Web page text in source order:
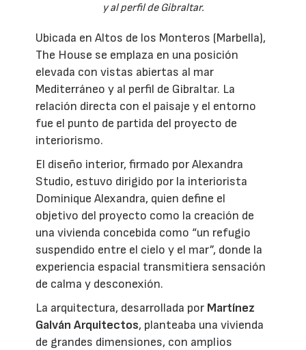
y al perfil de Gibraltar.
Ubicada en Altos de los Monteros (Marbella),
The House se emplaza en una posición
elevada con vistas abiertas al mar
Mediterráneo y al perfil de Gibraltar. La
relación directa con el paisaje y el entorno
fue el punto de partida del proyecto de
interiorismo.
El diseño interior, firmado por Alexandra
Studio, estuvo dirigido por la interiorista
Dominique Alexandra, quien define el
objetivo del proyecto como la creación de
una vivienda concebida como “un refugio
suspendido entre el cielo y el mar”, donde la
experiencia espacial transmitiera sensación
de calma y desconexión.
La arquitectura, desarrollada por Martínez
Galván Arquitectos, planteaba una vivienda
de grandes dimensiones, con amplios